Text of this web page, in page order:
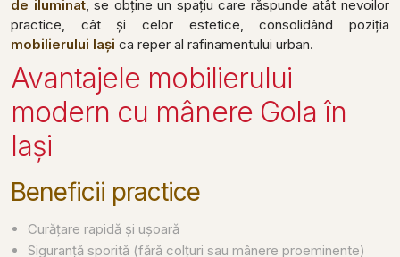
de iluminat, se obține un spațiu care răspunde atât nevoilor
practice, cât și celor estetice, consolidând poziția
mobilierului Iași ca reper al rafinamentului urban.
Avantajele mobilierului
modern cu mânere Gola în
Iași
Beneficii practice
Curățare rapidă și ușoară
Siguranță sporită (fără colțuri sau mânere proeminente)